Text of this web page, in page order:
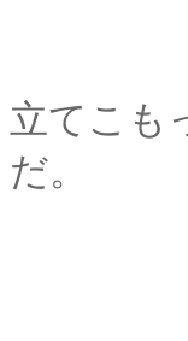
来訪
押し
立てこも
だ。
「大
「